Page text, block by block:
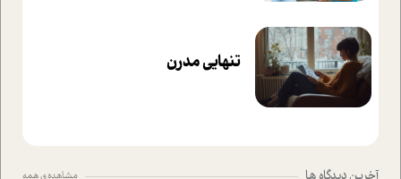
تنهایی مدرن